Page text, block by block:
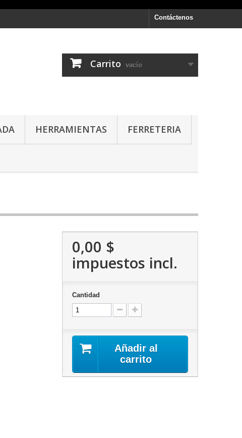
Contáctenos
Carrito vacío
HERRAMIENTAS FERRETERIA
0,00 $
impuestos incl.
Cantidad
Añadir al
carrito